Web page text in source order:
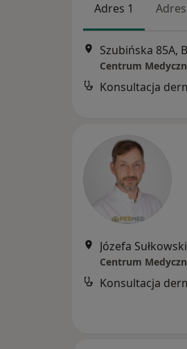
Adres 1
Szubińska 85A,
Centrum
Konsultacja
Józefa
Centrum
Konsultacja